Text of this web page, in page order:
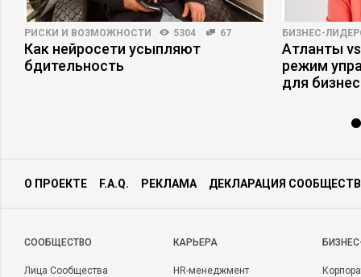
РИСКИ И ВОЗМОЖНОСТИ 5304 67
Как нейросети усыпляют
бдительность
БИЗНЕС-
Атланты
режим
для
О ПРОЕКТЕ F.A.Q. РЕКЛАМА ДЕКЛАРАЦИЯ
CООБЩЕСТВО
Лица Сообщества
КАРЬЕРА
HR-менеджмент